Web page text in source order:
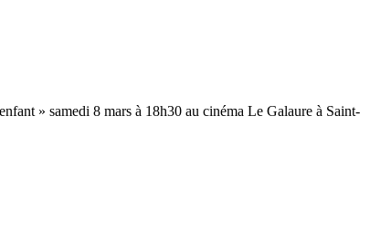
» samedi 8 mars à 18h30 au cinéma Le Galaure à Saint-